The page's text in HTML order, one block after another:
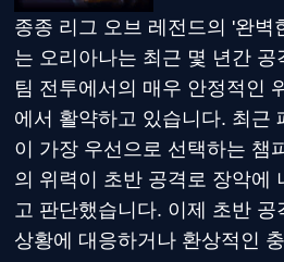
종종 리그 오브 레전드의 '완벽
는 오리아나는 최근 몇 년간
팀 전투에서의 매우 안정적인
에서 활약하고 있습니다. 최근
이 가장 우선으로 선택하는 챔
의 위력이 초반 공격로 장악에
고 판단했습니다. 이제 초반 공
상황에 대응하거나 환상적인